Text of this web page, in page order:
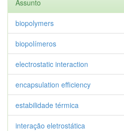
Assunto
biopolymers
biopolímeros
electrostatic interaction
encapsulation efficiency
estabilidade térmica
interação eletrostática